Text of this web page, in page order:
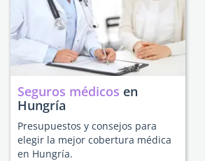
Seguros médicos en
Hungría
Presupuestos y consejos para
elegir la mejor cobertura médica
en Hungría.